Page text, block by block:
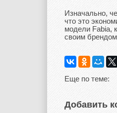
Изначально,
что это
модели Fabia,
своим
Еще по теме:
Добавить